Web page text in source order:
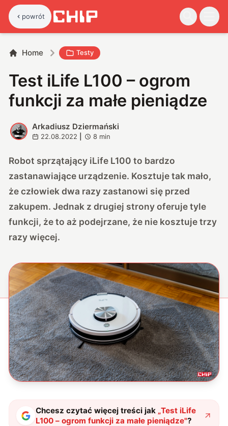
powrót
Home Testy
Test iLife L100 – ogrom
funkcji za małe pieniądze
A
Arkadiusz Dziermański
22.08.2022 8 min
Robot sprzątający iLife L100 to bardzo
zastanawiające urządzenie. Kosztuje tak mało,
że człowiek dwa razy zastanowi się przed
zakupem. Jednak z drugiej strony oferuje tyle
funkcji, że to aż podejrzane, że nie kosztuje trzy
razy więcej.
Chcesz czytać więcej treści jak „Test iLife
L100 – ogrom funkcji za małe pieniądze"?